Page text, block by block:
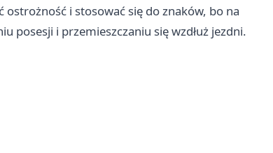
i stosować się do znaków, bo na
posesji i przemieszczaniu się wzdłuż jezdni.